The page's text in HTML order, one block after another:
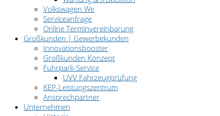
Volkswagen We
Serviceanfrage
Online Terminvereinbarung
Großkunden | Gewerbekunden
Innovationsbooster
Großkunden Konzept
Fuhrpark-Service
UVV Fahrzeugprüfung
KEP-Leistungszentrum
Ansprechpartner
Unternehmen